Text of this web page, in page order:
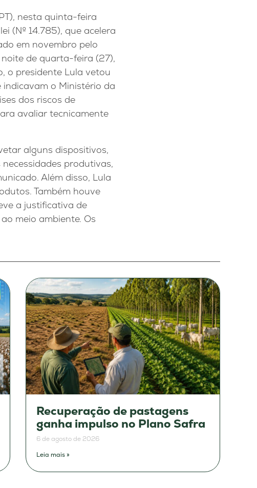
nesta quinta-feira
(Nº 14.785), que acelera
em novembro pelo
de quarta-feira (27),
o presidente Lula vetou
o Ministério da
dos riscos de
avaliar tecnicamente
alguns dispositivos,
produtivas,
Além disso, Lula
Também houve
a justificativa de
meio ambiente. Os
Recuperação de pastagens
ganha impulso no Plano Safra
6 de agosto de 2026
Leia mais »